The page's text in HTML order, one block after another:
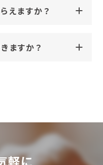
えますか？
ますか？
軽に